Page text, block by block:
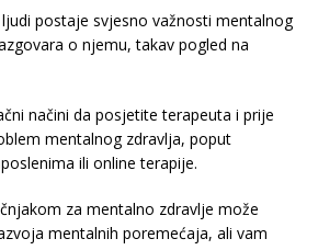
postaje svjesno važnosti mentalnog
o njemu, takav pogled na
načini da posjetite terapeuta i prije
mentalnog zdravlja, poput
ili online terapije.
za mentalno zdravlje može
mentalnih poremećaja, ali vam